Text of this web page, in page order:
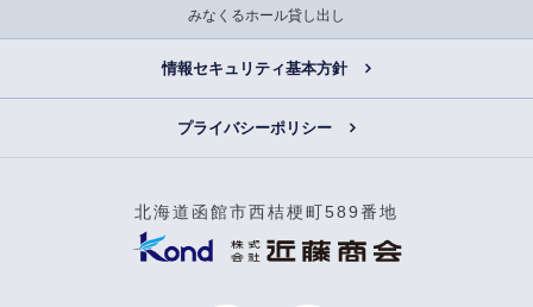
みなくるホール貸し出し
情報セキュリティ基本方針
プライバシーポリシー
北海道函館市西桔梗町589番地